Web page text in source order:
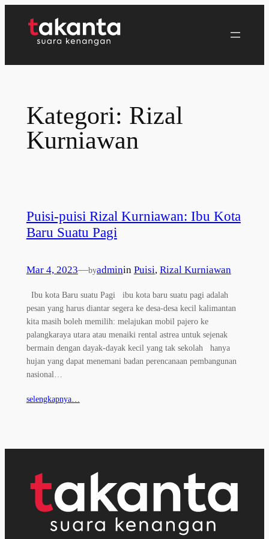
Kategori: Rizal
Kurniawan
Puisi-puisi Rizal Kurniawan: Ibu Kota
Baru Suatu Pagi
Mar 4, 2023—byadminin Puisi, Rizal Kurniawan
Ibu kota Baru suatu Pagi ibu kota baru suatu pagi adalah
pesan yang harus diantar segera ke desa-desa kecil kalimantan
kita masih boleh memilih: melajukan mobil pajero ke
palangkaraya utara atau menaiki rental astrea untuk sejenak
bermain dengan dayak-dayak kecil yang tak sekolah hanya
hujan yang dapat menemani badan perencanaan pembangunan
nasional…
selengkapnya…